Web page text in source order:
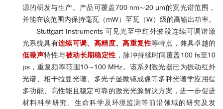
源的研发与生产。产品可覆盖700 nm~20 μm的宽光谱范围，
并能在该范围内保持毫瓦（mW）至瓦（W）级的高输出功率。
Stuttgart Instruments 可见光至中红外波段连续可调谐激
光系统具有连续可调、 高精度、高重复性等特点，兼具卓越的
低噪声特性与被动长期稳定性 ，脉冲持续时间覆盖100 fs至10
ps ，重复频率范围10~100 MHz。该系列激光器已为振动红外
光谱、相干拉曼光谱、多光子显微镜成像等多种光谱学应用提
多功能、高性能且稳定可靠的激光光源解决方案，进一步促进
材料科学研究、生命科学及环境监测等前沿领域的研究及发